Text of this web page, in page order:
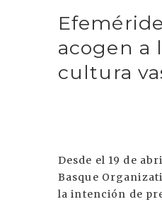
acogen a
cultura
Desde el 19 de
Basque
la intención de